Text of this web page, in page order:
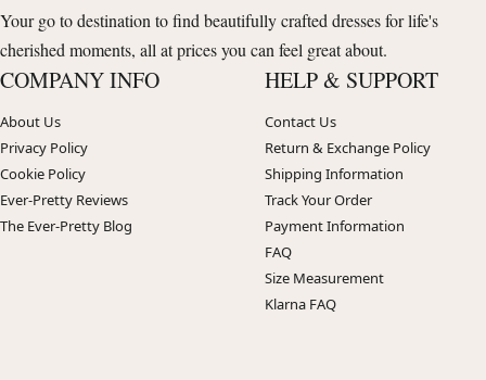
Your go to destination to find beautifully crafted dresses for life's
cherished moments, all at prices you can feel great about.
COMPANY INFO
About Us
Privacy Policy
Cookie Policy
Ever-Pretty Reviews
The Ever-Pretty Blog
HELP & SUPPORT
Contact Us
Return & Exchange Policy
Shipping Information
Track Your Order
Payment Information
FAQ
Size Measurement
Klarna FAQ